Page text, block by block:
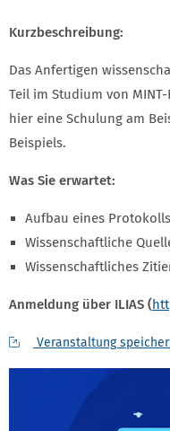
Kurzbeschreibung:
Das Anfertigen
Teil im Studium von
hier eine Schulung am
Beispiels.
Was Sie erwartet:
Aufbau eines Protokolls
Wissenschaftliche
Wissenschaftliches
Anmeldung über ILIAS (
Veranstaltung